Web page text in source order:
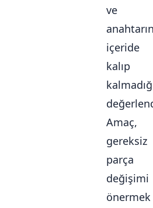
ve
içeride
kalıp
Amaç,
gereksiz
parça
değişimi
önermek